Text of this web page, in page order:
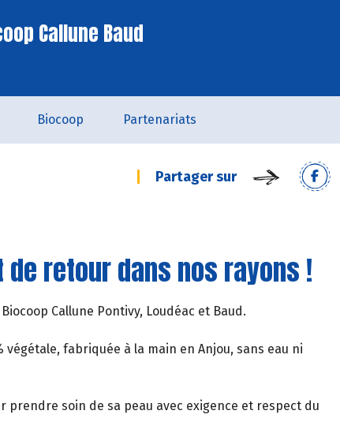
Callune Baud
Biocoop Partenariats
Partager sur
de retour dans nos rayons !
Callune Pontivy, Loudéac et Baud.
fabriquée à la main en Anjou, sans eau ni
soin de sa peau avec exigence et respect du